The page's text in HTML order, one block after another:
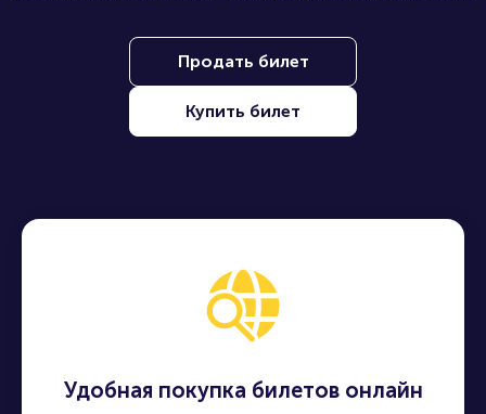
Продать билет
Купить билет
Удобная покупка билетов онлайн